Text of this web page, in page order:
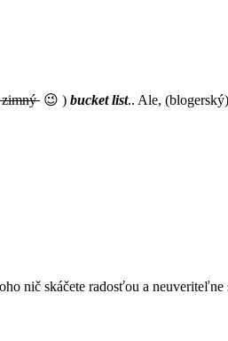
zimný 😉 ) bucket list.. Ale,
nič skáčete radosťou a neuveriteľne